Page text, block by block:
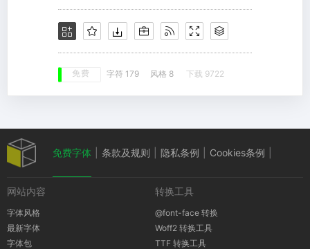
免费 字符 179 风格 8 下载 9722
免费字体 条款及规则 隐私条例 Cookies条例
网站内容
字体风格
最新字体
字体包
转换工具
@font-face 转换
Woff2 转换工具
TTF 转换工具